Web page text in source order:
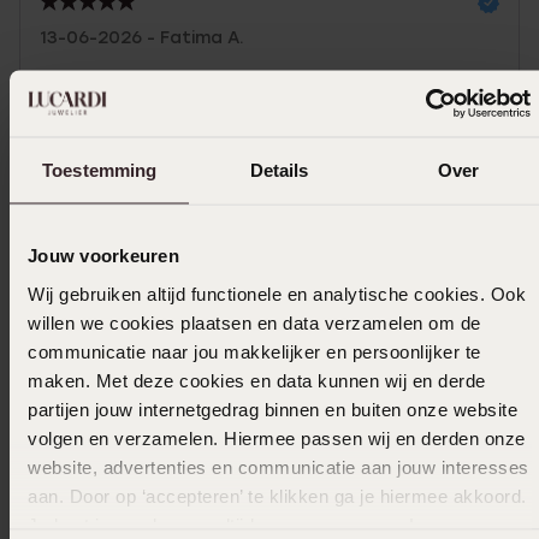
Toestemming Details Over
Jouw voorkeuren
Wij gebruiken altijd functionele en analytische cookies. Ook
willen we cookies plaatsen en data verzamelen om de
communicatie naar jou makkelijker en persoonlijker te
maken. Met deze cookies en data kunnen wij en derde
partijen jouw internetgedrag binnen en buiten onze website
volgen en verzamelen. Hiermee passen wij en derden onze
website, advertenties en communicatie aan jouw interesses
aan. Door op ‘accepteren’ te klikken ga je hiermee akkoord.
13-06-2026 - Fatima A.
Ook leuk voor jou